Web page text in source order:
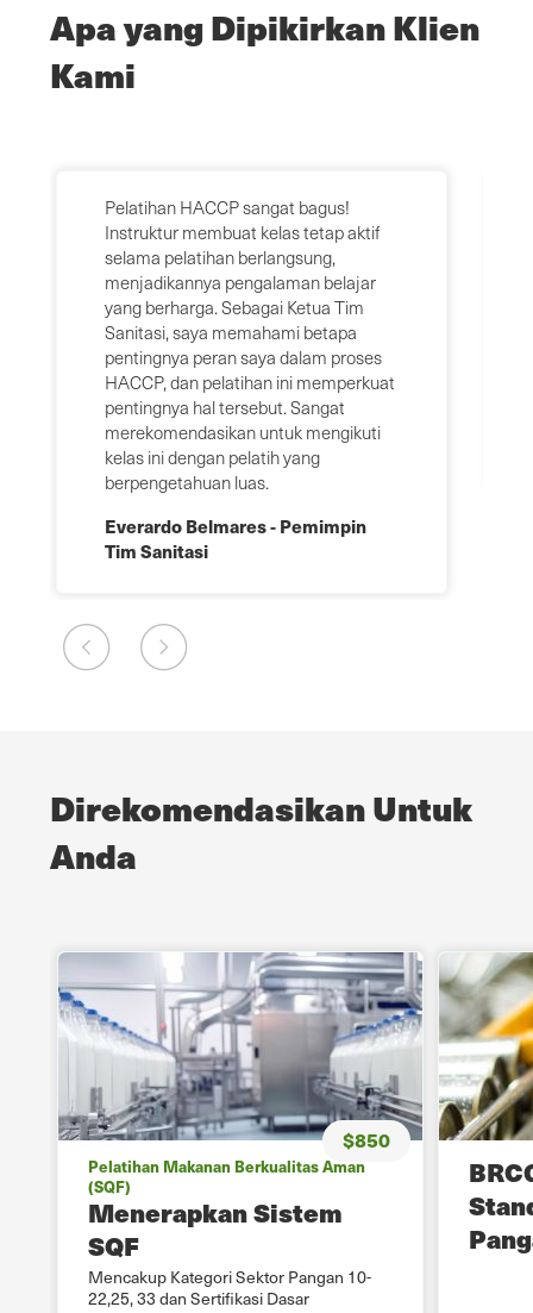
Apa yang Dipikirkan Klien
Kami
Pelatihan HACCP sangat bagus!
Instruktur membuat kelas tetap aktif
selama pelatihan berlangsung,
menjadikannya pengalaman belajar
yang berharga. Sebagai Ketua Tim
Sanitasi, saya memahami betapa
pentingnya peran saya dalam proses
HACCP, dan pelatihan ini memperkuat
pentingnya hal tersebut. Sangat
merekomendasikan untuk mengikuti
kelas ini dengan pelatih yang
berpengetahuan luas.
Everardo Belmares - Pemimpin
Tim Sanitasi
Direkomendasikan Untuk
Anda
$850
Pelatihan Makanan Berkualitas Aman
(SQF)
Menerapkan Sistem
SQF
Mencakup Kategori Sektor Pangan 10-
22,25, 33 dan Sertifikasi Dasar